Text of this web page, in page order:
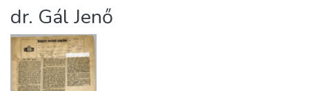
Statistics
About us
dr. Gál Jenő